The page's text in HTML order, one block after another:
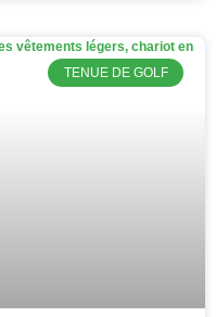
TENUE DE GOLF